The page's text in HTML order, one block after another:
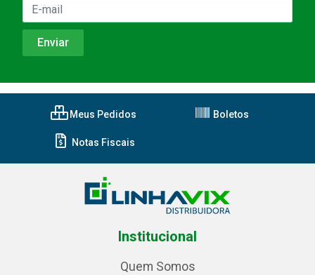
Meus Pedidos Boletos
Notas Fiscais
Institucional
Quem Somos